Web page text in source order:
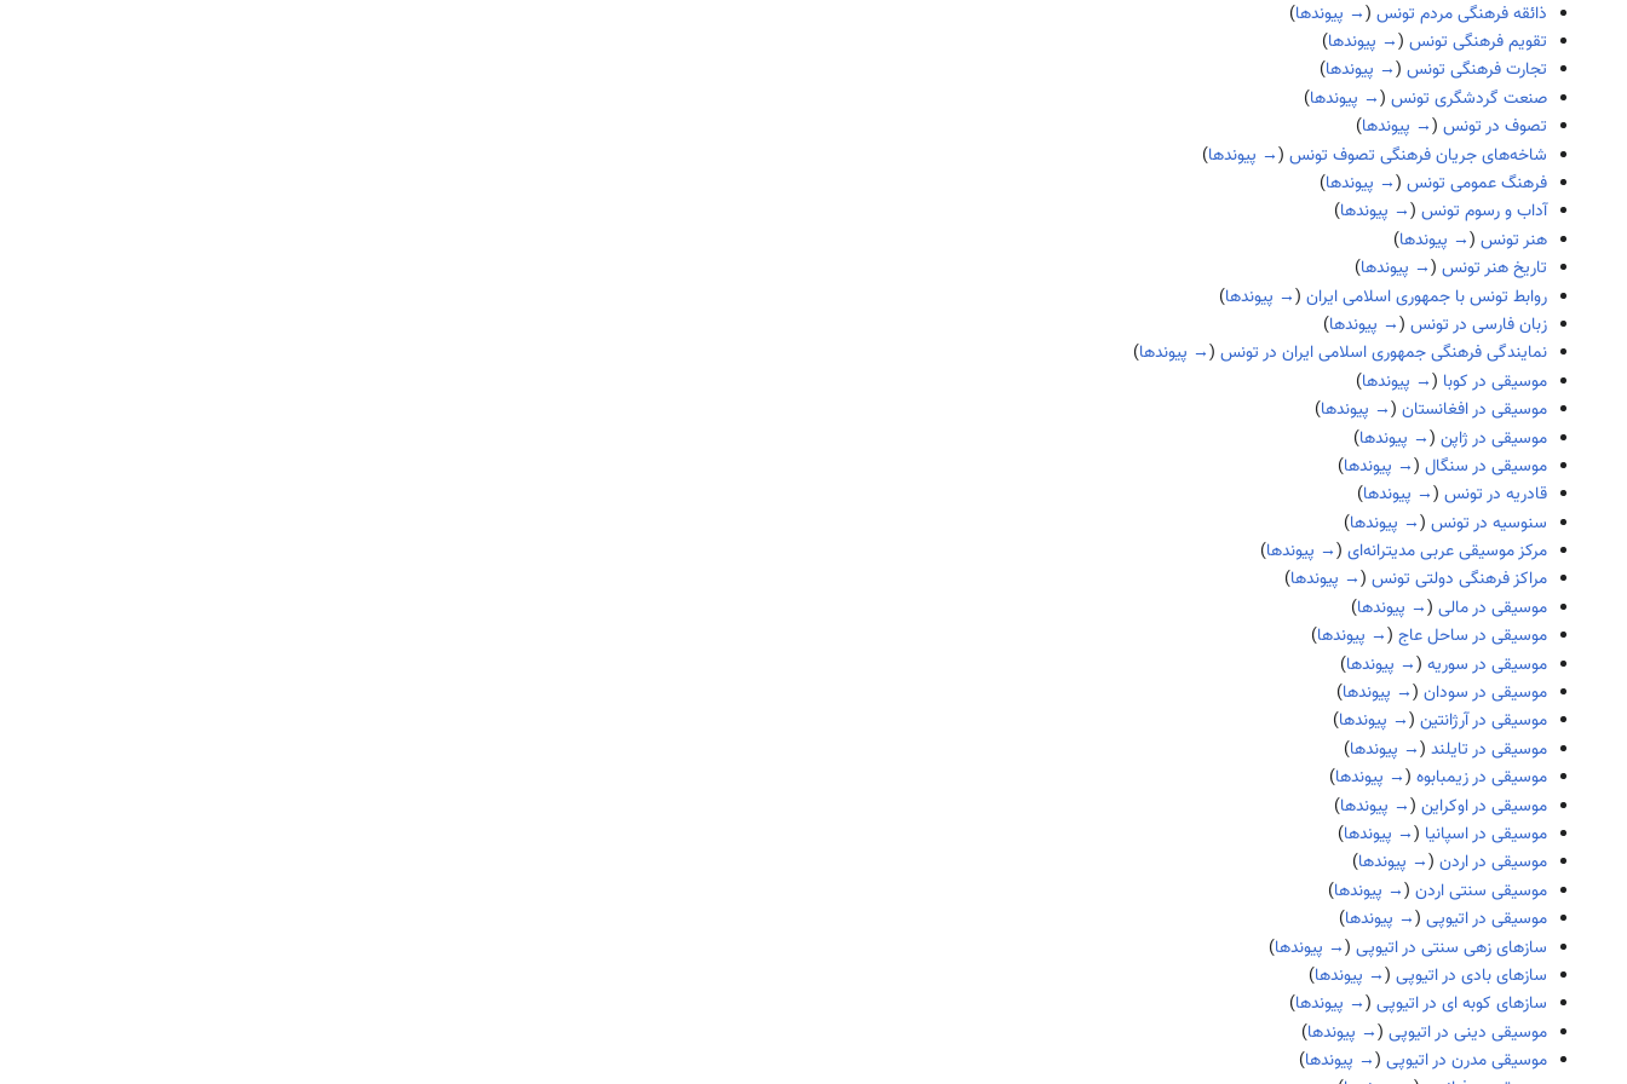
ذائقه فرهنگی مردم تونس (→ پیوندها)
تقویم فرهنگی تونس (→ پیوندها)
تجارت فرهنگی تونس (→ پیوندها)
صنعت گردشگری تونس (→ پیوندها)
تصوف در تونس (→ پیوندها)
شاخه‌های جریان فرهنگی تصوف تونس (→ پیوندها)
فرهنگ عمومی تونس (→ پیوندها)
آداب و رسوم تونس (→ پیوندها)
هنر تونس (→ پیوندها)
تاریخ هنر تونس (→ پیوندها)
روابط تونس با جمهوری اسلامی ایران (→ پیوندها)
زبان فارسی در تونس (→ پیوندها)
نمایندگی فرهنگی جمهوری اسلامی ایران در تونس (→ پیوندها)
موسیقی در کوبا (→ پیوندها)
موسیقی در افغانستان (→ پیوندها)
موسیقی در ژاپن (→ پیوندها)
موسیقی در سنگال (→ پیوندها)
قادریه در تونس (→ پیوندها)
سنوسیه در تونس (→ پیوندها)
مرکز موسیقی عربی مدیترانه‌ای (→ پیوندها)
مراکز فرهنگی دولتی تونس (→ پیوندها)
موسیقی در مالی (→ پیوندها)
موسیقی در ساحل عاج (→ پیوندها)
موسیقی در سوریه (→ پیوندها)
موسیقی در سودان (→ پیوندها)
موسیقی در آرژانتین (→ پیوندها)
موسیقی در تایلند (→ پیوندها)
موسیقی در زیمبابوه (→ پیوندها)
موسیقی در اوکراین (→ پیوندها)
موسیقی در اسپانیا (→ پیوندها)
موسیقی در اردن (→ پیوندها)
موسیقی سنتی اردن (→ پیوندها)
موسیقی در اتیوپی (→ پیوندها)
سازهای زهی سنتی در اتیوپی (→ پیوندها)
سازهای بادی در اتیوپی (→ پیوندها)
سازهای کوبه ای در اتیوپی (→ پیوندها)
موسیقی دینی در اتیوپی (→ پیوندها)
موسیقی مدرن در اتیوپی (→ پیوندها)